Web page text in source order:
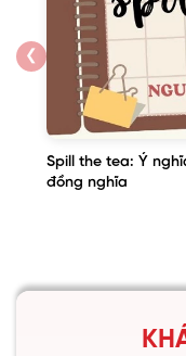
❮
Spill the tea: Ý
đồng nghĩa